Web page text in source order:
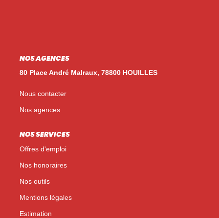
NOS AGENCES
80 Place André Malraux, 78800 HOUILLES
Nous contacter
Nos agences
NOS SERVICES
Offres d'emploi
Nos honoraires
Nos outils
Mentions légales
Estimation